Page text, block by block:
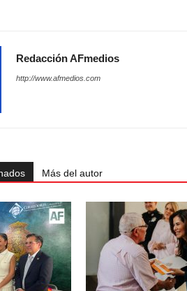
Redacción AFmedios
http://www.afmedios.com
Más del autor